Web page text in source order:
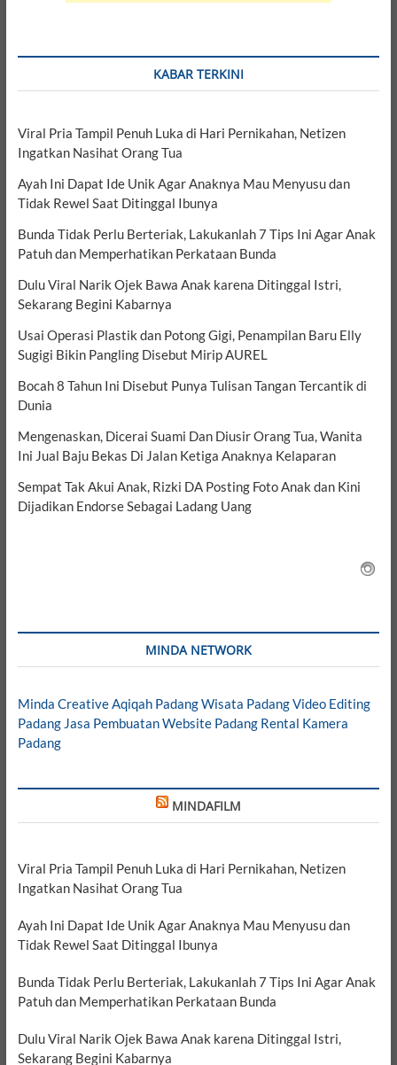
KABAR TERKINI
Viral Pria Tampil Penuh Luka di Hari Pernikahan, Netizen
Ingatkan Nasihat Orang Tua
Ayah Ini Dapat Ide Unik Agar Anaknya Mau Menyusu dan
Tidak Rewel Saat Ditinggal Ibunya
Bunda Tidak Perlu Berteriak, Lakukanlah 7 Tips Ini Agar Anak
Patuh dan Memperhatikan Perkataan Bunda
Dulu Viral Narik Ojek Bawa Anak karena Ditinggal Istri,
Sekarang Begini Kabarnya
Usai Operasi Plastik dan Potong Gigi, Penampilan Baru Elly
Sugigi Bikin Pangling Disebut Mirip AUREL
Bocah 8 Tahun Ini Disebut Punya Tulisan Tangan Tercantik di
Dunia
Mengenaskan, Dicerai Suami Dan Diusir Orang Tua, Wanita
Ini Jual Baju Bekas Di Jalan Ketiga Anaknya Kelaparan
Sempat Tak Akui Anak, Rizki DA Posting Foto Anak dan Kini
Dijadikan Endorse Sebagai Ladang Uang
MINDA NETWORK
Minda CreativeAqiqah PadangWisata PadangVideo Editing
Padang Jasa Pembuatan Website Padang Rental Kamera
Padang
MINDAFILM
Viral Pria Tampil Penuh Luka di Hari Pernikahan, Netizen
Ingatkan Nasihat Orang Tua
Ayah Ini Dapat Ide Unik Agar Anaknya Mau Menyusu dan
Tidak Rewel Saat Ditinggal Ibunya
Bunda Tidak Perlu Berteriak, Lakukanlah 7 Tips Ini Agar Anak
Patuh dan Memperhatikan Perkataan Bunda
Dulu Viral Narik Ojek Bawa Anak karena Ditinggal Istri,
Sekarang Begini Kabarnya